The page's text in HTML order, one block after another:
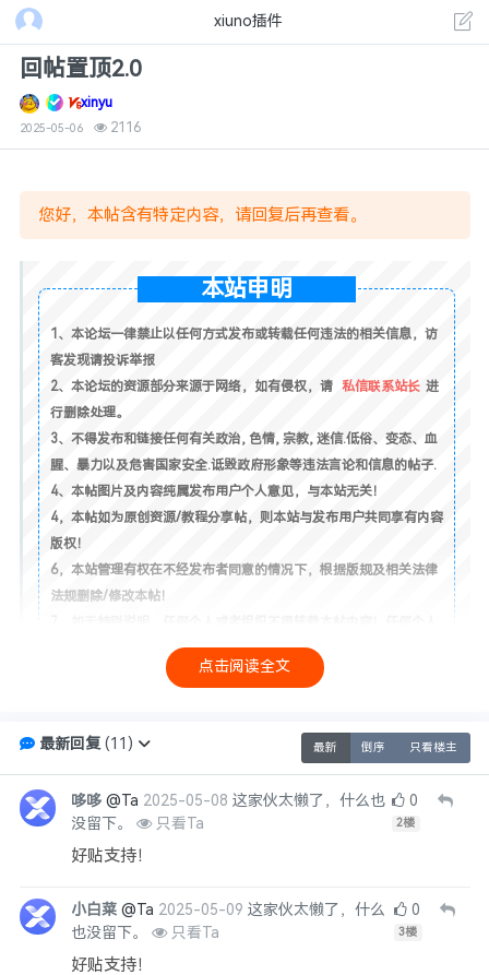
xiuno插件
回帖置顶2.0
xinyu
2025-05-06 2116
您好，本帖含有特定内容，请回复后再查看。
本站申明
1、本论坛一律禁止以任何方式发布或转载任何违法的相关信息，访
客发现请投诉举报
2、本论坛的资源部分来源于网络，如有侵权，请
私信联系站长 进
行删除处理。
3、不得发布和链接任何有关政治, 色情, 宗教, 迷信.低俗、变态、血
腥、暴力以及危害国家安全.诋毁政府形象等违法言论和信息的帖子.
4、本帖图片及内容纯属发布用户个人意见，与本站无关！
4，本帖如为原创资源/教程分享帖，则本站与发布用户共同享有内容
版权！
6，本站管理有权在不经发布者同意的情况下，根据版规及相关法律
法规删除/修改本帖！
或团体不得将本站资源用于非法用途！
8，未尽事宜最终解释权归本站（xiuno论坛）所有！
签名： xiuno论坛
──── 已有0人觉得很赞────
点击阅读全文
最新回复( 11 ) 最新 倒序 只看楼主
哆哆 @Ta 2025-05-08 这家伙太懒了，什么也
没留下。
只看Ta
0
2楼
好贴支持！
小白菜 @Ta 2025-05-09 这家伙太懒了，什么
也没留下。
只看Ta
0
3楼
好贴支持！